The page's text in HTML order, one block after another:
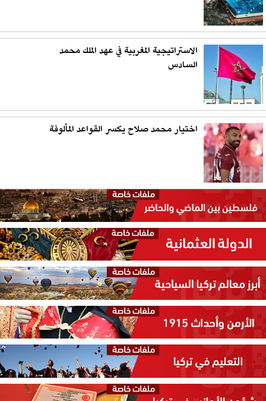
الاستراتيجية المغربية في عهد الملك محمد
السادس
اختيار محمد صلاح يكسر القواعد المألوفة